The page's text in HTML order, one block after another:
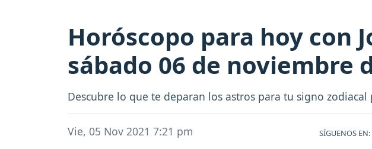
Horóscopo para hoy con
sábado 06 de noviembre
Descubre lo que te deparan los astros para tu signo zodiacal
Vie, 05 Nov 2021 7:21 pm SÍGUENOS EN: